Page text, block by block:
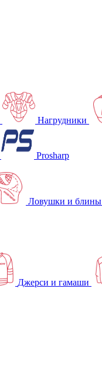
Нагрудники
Prosharp
Ловушки и блины
Джерси и гамаши